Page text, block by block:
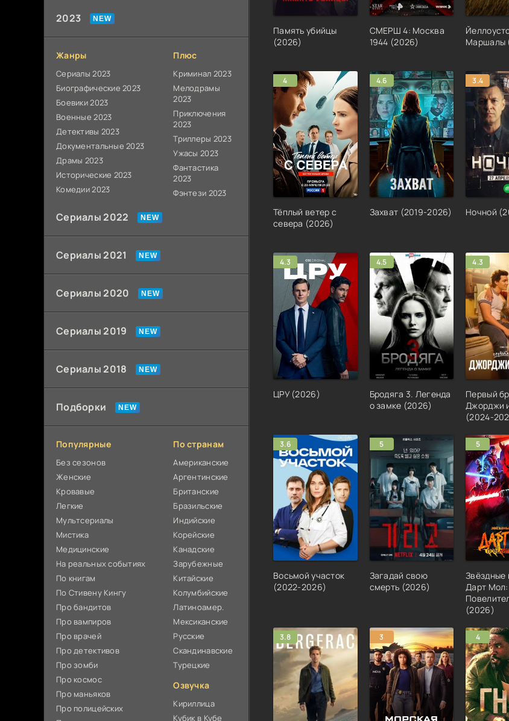
2023
Жанры
Сериалы 2023
Биографические 2023
Боевики 2023
Военные 2023
Детективы 2023
Документальные 2023
Драмы 2023
Исторические 2023
Комедии 2023
Плюс
Криминал 2023
Мелодрамы
2023
Приключения
2023
Триллеры 2023
Ужасы 2023
Фантастика
2023
Фэнтези 2023
Сериалы 2022
Сериалы 2021
Сериалы 2020
Сериалы 2019
Сериалы 2018
Подборки
Популярные
Без сезонов
Женские
Кровавые
Легкие
Мультсериалы
Мистика
Медицинские
На реальных событиях
По книгам
По Стивену Кингу
Про бандитов
Про вампиров
Про врачей
Про детективов
Про зомби
Про космос
Про маньяков
Про полицейских
По странам
Американские
Аргентинские
Британские
Бразильские
Индийские
Корейские
Канадские
Зарубежные
Китайские
Колумбийские
Латиноамер.
Мексиканские
Русские
Скандинавские
Турецкие
Озвучка
Кириллица
Кубик в Кубе
Память убийцы
(2026)
СМЕРШ 4: Москва
1944 (2026)
Маршалы
4
Тёплый ветер с
севера (2026)
4.6
Захват (2019-2026)
3.4
Ночной
4.3
ЦРУ (2026)
4.5
Бродяга 3. Легенда
о замке (2026)
4.3
Первый
Джорджи
(2024-
3.6
Восьмой участок
(2022-2026)
5
Загадай свою
смерть (2026)
5
Звёздные
Дарт Мол:
(2026)
3.8 3 4